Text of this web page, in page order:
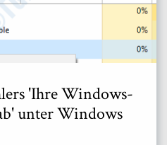
'Ihre Windows-
unter Windows